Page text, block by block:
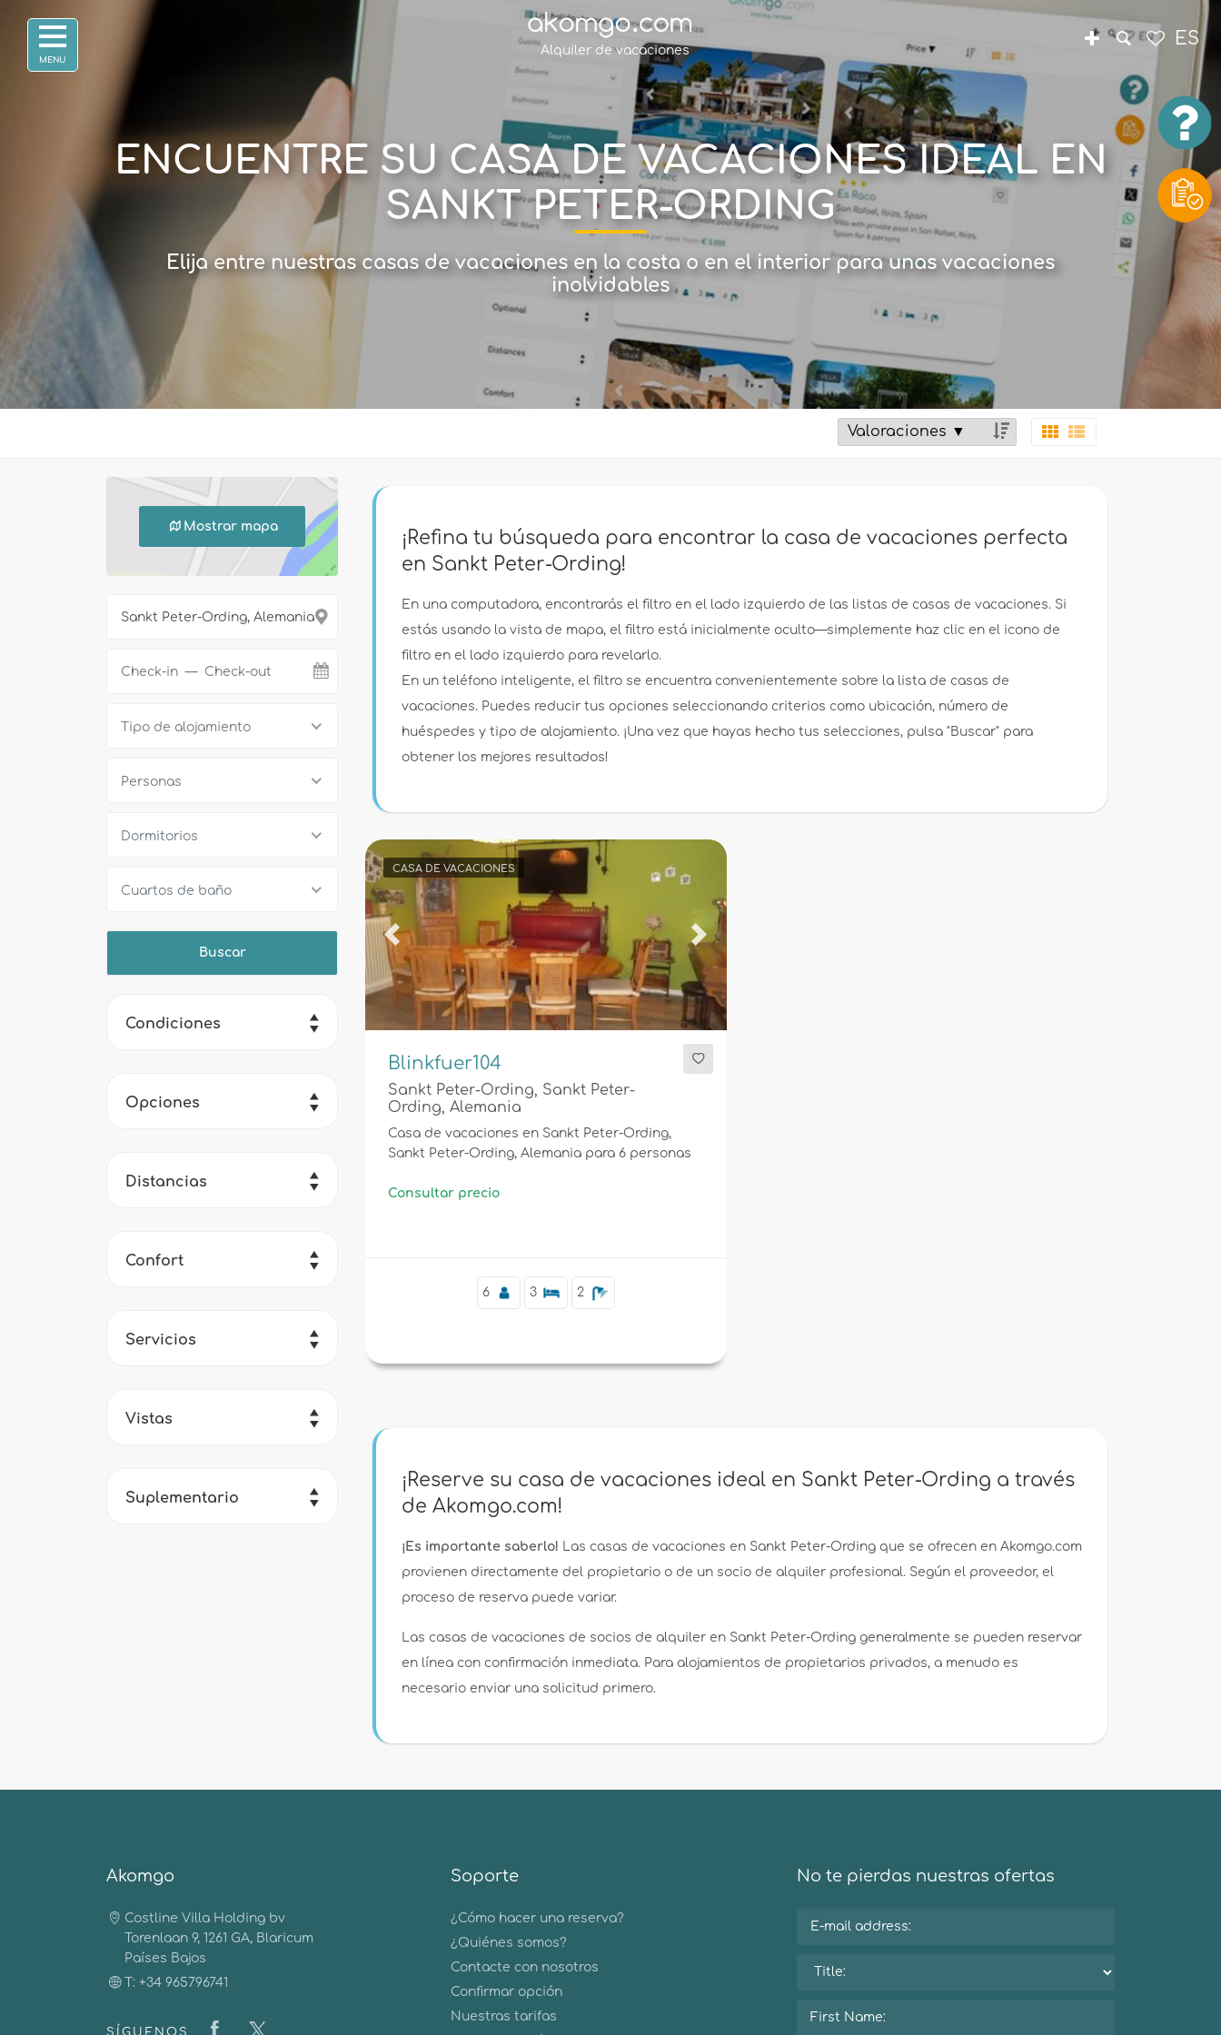
ENCUENTRE SU CASA DE VACACIONES IDEAL EN
SANKT PETER-ORDING
Elija entre nuestras casas de vacaciones en la costa o en el interior para unas vacaciones
inolvidables
Mostrar mapa
Tipo de alojamiento
Personas
Dormitorios
Cuartos de baño
Condiciones
Opciones
Distancias
Confort
Servicios
Vistas
Suplementario
¡Refina tu búsqueda para encontrar la casa de vacaciones perfecta
en Sankt Peter-Ording!
En una computadora, encontrarás el filtro en el lado izquierdo de las listas de casas de vacaciones. Si
estás usando la vista de mapa, el filtro está inicialmente oculto—simplemente haz clic en el icono de
filtro en el lado izquierdo para revelarlo.
En un teléfono inteligente, el filtro se encuentra convenientemente sobre la lista de casas de
vacaciones. Puedes reducir tus opciones seleccionando criterios como ubicación, número de
huéspedes y tipo de alojamiento. ¡Una vez que hayas hecho tus selecciones, pulsa "Buscar" para
obtener los mejores resultados!
CASA DE VACACIONES
Previous Next
Blinkfuer104
Sankt Peter-Ording, Sankt Peter-
Ording, Alemania
Casa de vacaciones en Sankt Peter-Ording,
Sankt Peter-Ording, Alemania para 6 personas
Consultar precio
6 3 2
¡Reserve su casa de vacaciones ideal en Sankt Peter-Ording a través
de Akomgo.com!
¡Es importante saberlo! Las casas de vacaciones en Sankt Peter-Ording que se ofrecen en Akomgo.com
provienen directamente del propietario o de un socio de alquiler profesional. Según el proveedor, el
proceso de reserva puede variar.
Las casas de vacaciones de socios de alquiler en Sankt Peter-Ording generalmente se pueden reservar
en línea con confirmación inmediata. Para alojamientos de propietarios privados, a menudo es
necesario enviar una solicitud primero.
Akomgo
Costline Villa Holding bv
Torenlaan 9, 1261 GA, Blaricum
Países Bajos
T: +34 965796741
SÍGUENOS
Soporte
¿Cómo hacer una reserva?
¿Quiénes somos?
Contacte con nosotros
Confirmar opción
Nuestras tarifas
No te pierdas nuestras ofertas
Alquiler de vacaciones
ES